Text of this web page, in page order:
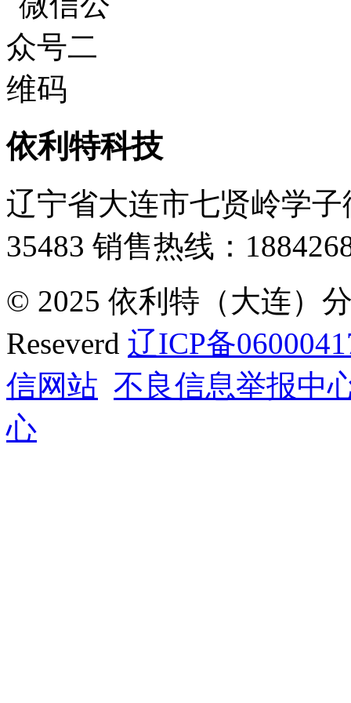
依利特科技
辽宁省大连市七贤岭学子
35483 销售热线：
© 2025 依利特（大连）
Reseverd 辽ICP备
信网站 不良信息举报中
心